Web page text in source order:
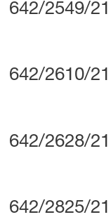
642/2549/21
642/2610/21
642/2628/21
642/2825/21